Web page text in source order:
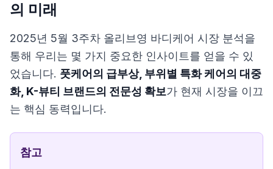
의 미래
2025년 5월 3주차 올리브영 바디케어 시장 분석을
통해 우리는 몇 가지 중요한 인사이트를 얻을 수 있
었습니다. 풋케어의 급부상, 부위별 특화 케어의 대중
화, K-뷰티 브랜드의 전문성 확보가 현재 시장을 이끄
는 핵심 동력입니다.
참고